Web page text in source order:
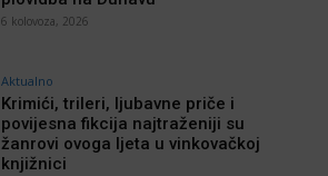
6 kolovoza, 2026
Aktualno
Krimići, trileri, ljubavne priče i
povijesna fikcija najtraženiji su
žanrovi ovoga ljeta u vinkovačkoj
knjižnici